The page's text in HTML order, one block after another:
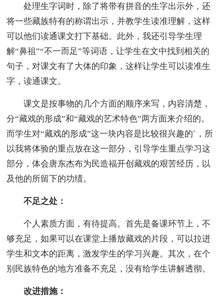
处理生字词时，除了将带有拼音的生字出示外，还
将一些藏族特有的称谓出示，并教学生读准理解，这样
可以他们读通课文打下基础。此外，我还引导学生理
解“鼻祖”“不一而足”等词语，让学生在文中找到相关的
句子，对课文有了大体的印象，这样让学生可以读准生
字，读通课文。
课文是按事物的几个方面的顺序来写，内容清楚，
分“藏戏的形成”和“藏戏的艺术特色”两方面来介绍的。
而学生对“藏戏的形成”这一块内容是比较很兴趣的`，所
以我将体验的重点放在这一部分，引导学生重点学习这
部分，体会唐东杰布为民造福开创藏戏的艰苦经历，以
及他的所留下的功绩。
不足之处：
个人素质方面，有待提高。首先是备课环节上，不
够充足，如果可以在课堂上播放藏戏的片段，可以拉进
学生和文本的距离，激发学生的学习兴趣。其次，在个
别民族特色的地方准备不充足，没有给学生讲解透彻。
改进措施：